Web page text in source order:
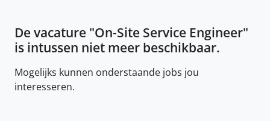
De vacature "On-Site Service Engineer"
is intussen niet meer beschikbaar.
Mogelijks kunnen onderstaande jobs jou
interesseren.